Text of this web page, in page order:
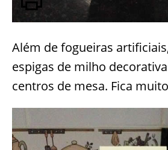
Além de fogueiras
espigas de milho
centros de mesa. Fica